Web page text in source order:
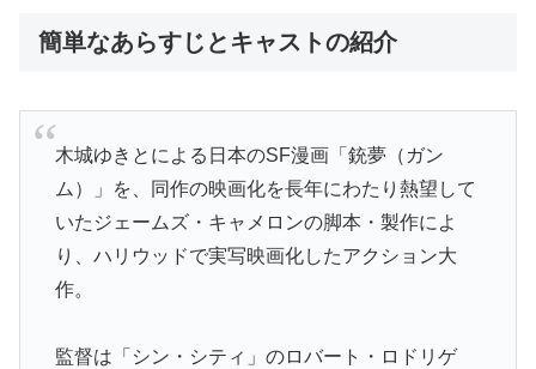
簡単なあらすじとキャストの紹介
木城ゆきとによる日本のSF漫画「銃夢（ガン
ム）」を、同作の映画化を長年にわたり熱望して
いたジェームズ・キャメロンの脚本・製作によ
り、ハリウッドで実写映画化したアクション大
作。
監督は「シン・シティ」のロバート・ロドリゲ